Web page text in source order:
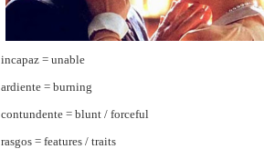
incapaz = unable
ardiente = burning
contundente = blunt / forceful
rasgos = features / traits